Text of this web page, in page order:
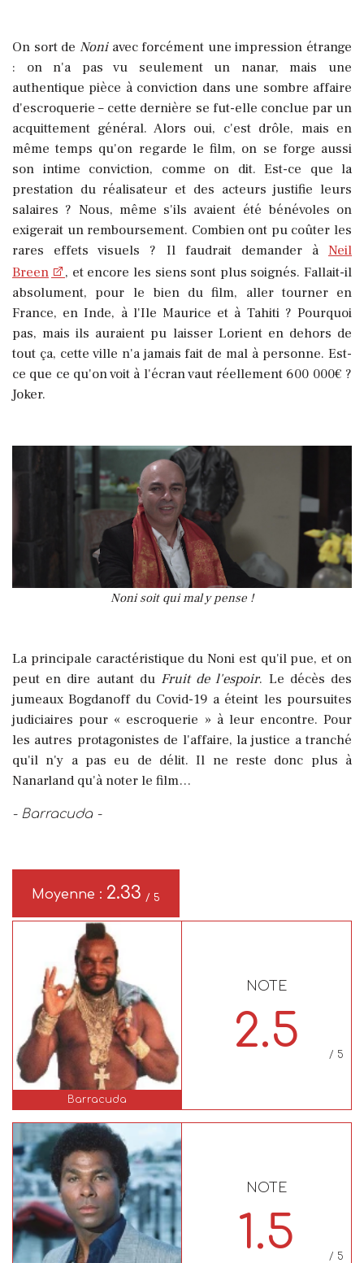
On sort de Noni avec forcément une impression étrange
: on n'a pas vu seulement un nanar, mais une
authentique pièce à conviction dans une sombre affaire
d'escroquerie – cette dernière se fut-elle conclue par un
acquittement général. Alors oui, c'est drôle, mais en
même temps qu'on regarde le film, on se forge aussi
son intime conviction, comme on dit. Est-ce que la
prestation du réalisateur et des acteurs justifie leurs
salaires ? Nous, même s'ils avaient été bénévoles on
exigerait un remboursement. Combien ont pu coûter les
rares effets visuels ? Il faudrait demander à Neil
Breen
, et encore les siens sont plus soignés. Fallait-il
absolument, pour le bien du film, aller tourner en
France, en Inde, à l'Ile Maurice et à Tahiti ? Pourquoi
pas, mais ils auraient pu laisser Lorient en dehors de
tout ça, cette ville n'a jamais fait de mal à personne. Est-
ce que ce qu'on voit à l'écran vaut réellement 600 000€ ?
Joker.
Noni soit qui mal y pense !
La principale caractéristique du Noni est qu'il pue, et on
peut en dire autant du Fruit de l'espoir. Le décès des
jumeaux Bogdanoff du Covid-19 a éteint les poursuites
judiciaires pour « escroquerie » à leur encontre. Pour
les autres protagonistes de l'affaire, la justice a tranché
qu'il n'y a pas eu de délit. Il ne reste donc plus à
Nanarland qu'à noter le film…
- Barracuda -
Moyenne : 2.33 / 5
Barracuda
NOTE
2.5 / 5
NOTE
1.5 / 5